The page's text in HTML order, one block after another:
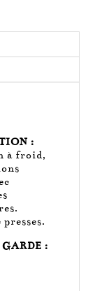
:
à froid,
: